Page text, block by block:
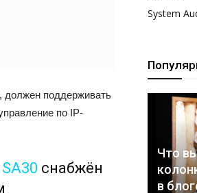
поддерживать
по IP-
снабжён
System
Что
в